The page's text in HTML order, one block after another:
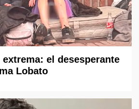
el desesperante
Lobato